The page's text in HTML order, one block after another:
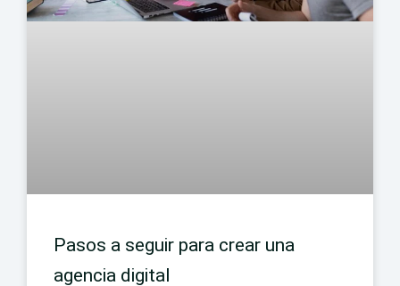
Pasos a seguir para crear una
agencia digital